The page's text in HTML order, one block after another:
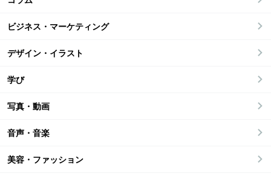
ビジネス・マーケティング
デザイン・イラスト
学び
写真・動画
音声・音楽
美容・ファッション